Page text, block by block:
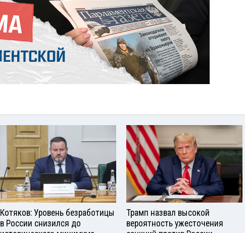
Котяков: Уровень безработицы
в России снизился до
Трамп назвал высокой
вероятность ужесточения